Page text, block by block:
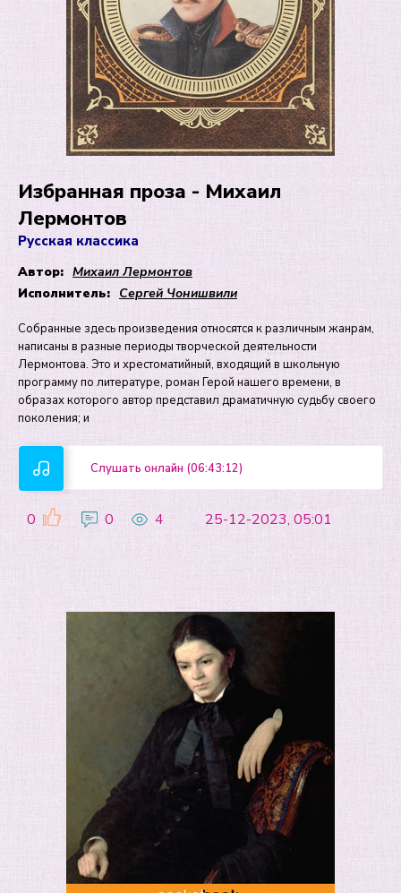
Избранная проза - Михаил
Лермонтов
Русская классика
Автор: Михаил Лермонтов
Исполнитель: Сергей Чонишвили
Собранные здесь произведения относятся к различным жанрам,
написаны в разные периоды творческой деятельности
Лермонтова. Это и хрестоматийный, входящий в школьную
программу по литературе, роман Герой нашего времени, в
образах которого автор представил драматичную судьбу своего
поколения; и
Слушать онлайн (06:43:12)
0 0 4 25-12-2023, 05:01